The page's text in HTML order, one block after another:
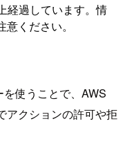
経過しています。情
ください。
使うことで、AWS
アクションの許可や拒